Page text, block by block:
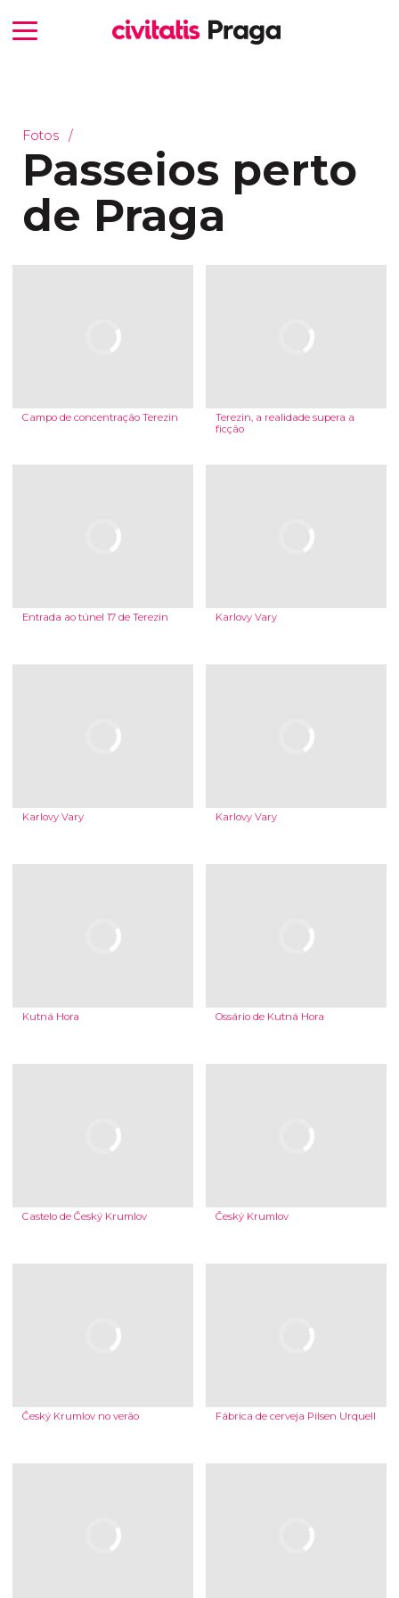
Fotos
Passeios perto
de Praga
Campo de concentração Terezin
Terezin, a realidade supera a
ficção
Entrada ao túnel 17 de Terezin Karlovy Vary
Karlovy Vary Karlovy Vary
Kutná Hora Ossário de Kutná Hora
Castelo de Český Krumlov Český Krumlov
Český Krumlov no verão Fábrica de cerveja Pilsen Urquell